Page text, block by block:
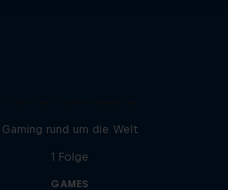
Gaming rund um die Welt
1 Folge
GAMES